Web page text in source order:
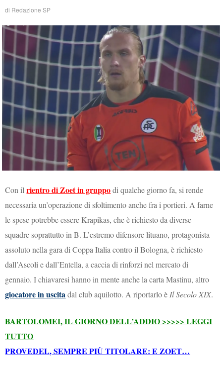
di Redazione SP
Con ilrientro di Zoet in gruppodi qualche giorno fa, si rende
necessaria un’operazione di sfoltimento anche fra i portieri. A farne
le spese potrebbe essere Krapikas, che è richiesto da diverse
squadre soprattutto in B. L’estremo difensore lituano, protagonista
assoluto nella gara di Coppa Italia contro il Bologna, è richiesto
dall’Ascoli e dall’Entella, a caccia di rinforzi nel mercato di
gennaio. I chiavaresi hanno in mente anche la carta Mastinu, altro
giocatore in uscitadal club aquilotto. A riportarlo è Il Secolo XIX.
BARTOLOMEI, IL GIORNO DELL’ADDIO >>>>> LEGGI
TUTTO
PROVEDEL, SEMPRE PIÙ TITOLARE: E ZOET…